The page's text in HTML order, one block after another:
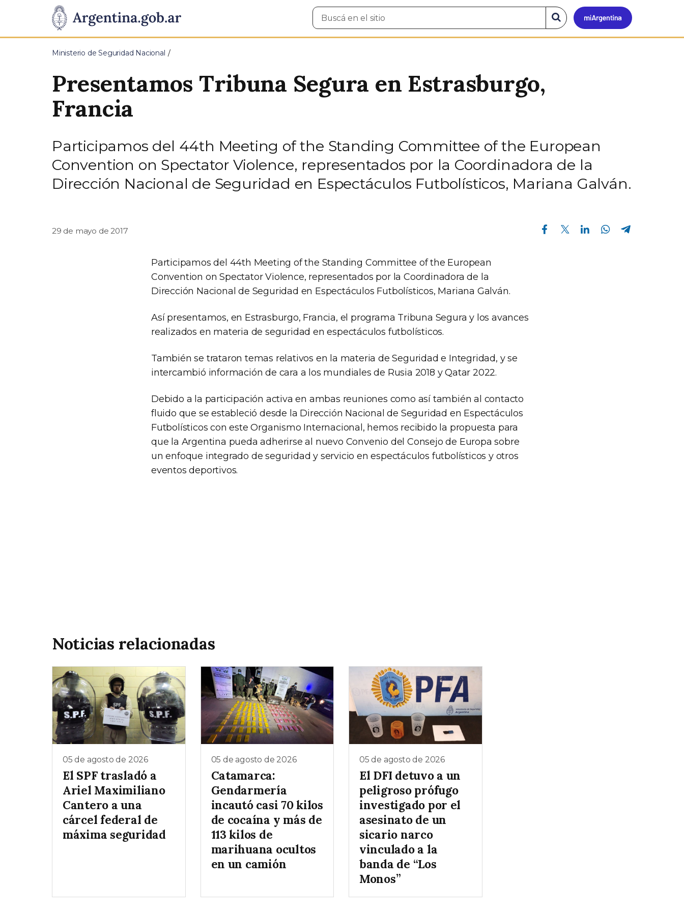
Presidencia
de
Pasar al contenido principal
Mi
Buscar
en
Buscar
en
el
Ministerio de Seguridad Nacional
Presentamos Tribuna Segura en Estrasburgo,
Francia
Participamos del 44th Meeting of the Standing Committee of the European
Convention on Spectator Violence, representados por la Coordinadora de la
Dirección Nacional de Seguridad en Espectáculos Futbolísticos, Mariana Galván.
29 de mayo de 2017
Compartir en Facebook Compartir en Twitter Compartir en Linkedin Compartir en Whatsapp
Participamos del 44th Meeting of the Standing Committee of the European
Convention on Spectator Violence, representados por la Coordinadora de la
Dirección Nacional de Seguridad en Espectáculos Futbolísticos, Mariana Galván.
Así presentamos, en Estrasburgo, Francia, el programa Tribuna Segura y los avances
realizados en materia de seguridad en espectáculos futbolísticos.
También se trataron temas relativos en la materia de Seguridad e Integridad, y se
intercambió información de cara a los mundiales de Rusia 2018 y Qatar 2022.
Debido a la participación activa en ambas reuniones como así también al contacto
fluido que se estableció desde la Dirección Nacional de Seguridad en Espectáculos
Futbolísticos con este Organismo Internacional, hemos recibido la propuesta para
que la Argentina pueda adherirse al nuevo Convenio del Consejo de Europa sobre
un enfoque integrado de seguridad y servicio en espectáculos futbolísticos y otros
eventos deportivos.
Noticias relacionadas
05 de agosto de 2026
El SPF trasladó a
Ariel Maximiliano
Cantero a una
cárcel federal de
máxima seguridad
05 de agosto de 2026
Catamarca:
Gendarmería
incautó casi 70 kilos
de cocaína y más de
113 kilos de
marihuana ocultos
en un camión
05 de agosto de 2026
El DFI detuvo a un
peligroso prófugo
investigado por el
asesinato de un
sicario narco
vinculado a la
banda de “Los
Monos”